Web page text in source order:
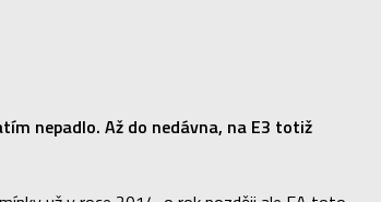
nepadlo. Až do nedávna, na E3 totiž